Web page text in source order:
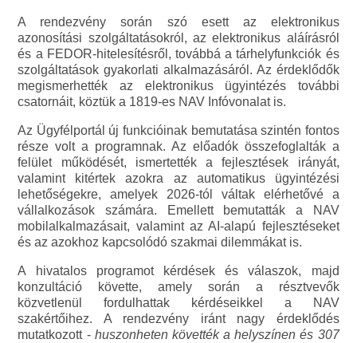
A rendezvény során szó esett az elektronikus
azonosítási szolgáltatásokról, az elektronikus aláírásról
és a FEDOR-hitelesítésről, továbbá a tárhelyfunkciók és
szolgáltatások gyakorlati alkalmazásáról. Az érdeklődők
megismerhették az elektronikus ügyintézés további
csatornáit, köztük a 1819-es NAV Infóvonalat is.
Az Ügyfélportál új funkcióinak bemutatása szintén fontos
része volt a programnak. Az előadók összefoglalták a
felület működését, ismertették a fejlesztések irányát,
valamint kitértek azokra az automatikus ügyintézési
lehetőségekre, amelyek 2026-tól váltak elérhetővé a
vállalkozások számára. Emellett bemutatták a NAV
mobilalkalmazásait, valamint az AI-alapú fejlesztéseket
és az azokhoz kapcsolódó szakmai dilemmákat is.
A hivatalos programot kérdések és válaszok, majd
konzultáció követte, amely során a résztvevők
közvetlenül fordulhattak kérdéseikkel a NAV
szakértőihez. A rendezvény iránt nagy érdeklődés
mutatkozott - huszonheten követték a helyszínen és 307